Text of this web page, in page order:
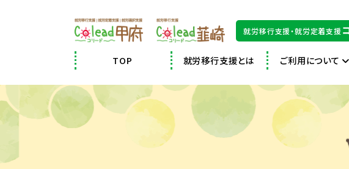
就労移行支援・就労定着支援
TOP 就労移行支援とは ご利用について